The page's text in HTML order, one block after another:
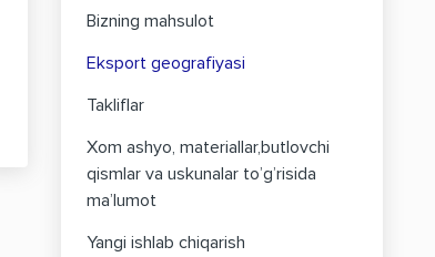
Bizning mahsulot
Eksport geografiyasi
Takliflar
Xom ashyo, materiallar,butlovchi
qismlar va uskunalar to’g’risida
ma’lumot
Yangi ishlab chiqarish